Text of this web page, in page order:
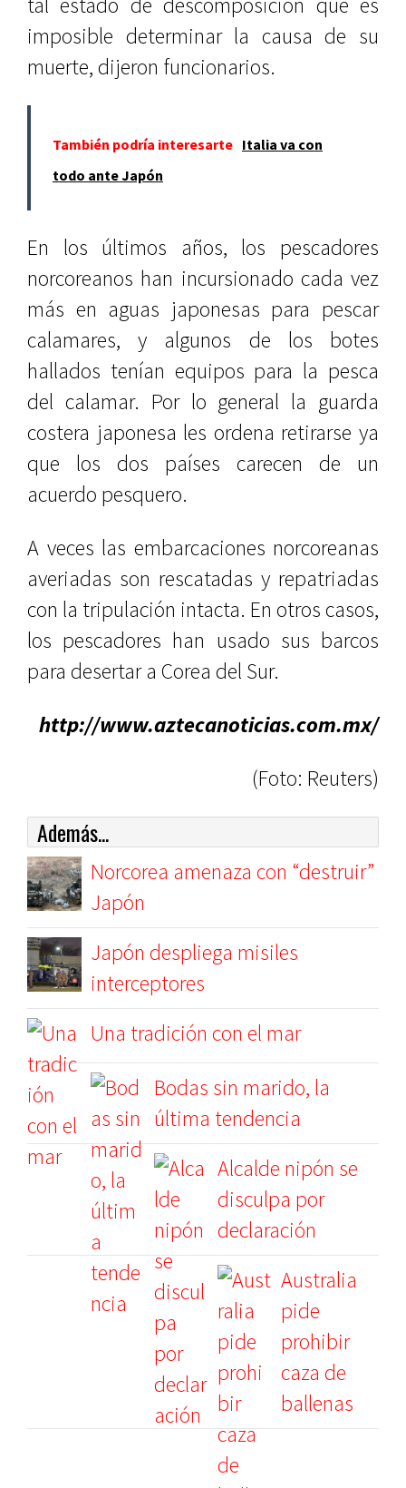
imposible determinar la causa de su
muerte, dijeron funcionarios.
También podría interesarte Italia va con
todo ante Japón
En los últimos años, los pescadores
norcoreanos han incursionado cada vez
más en aguas japonesas para pescar
calamares, y algunos de los botes
hallados tenían equipos para la pesca
del calamar. Por lo general la guarda
costera japonesa les ordena retirarse ya
que los dos países carecen de un
acuerdo pesquero.
A veces las embarcaciones norcoreanas
averiadas son rescatadas y repatriadas
con la tripulación intacta. En otros casos,
los pescadores han usado sus barcos
para desertar a Corea del Sur.
http://www.aztecanoticias.com.mx/
(Foto: Reuters)
Además...
Norcorea amenaza con “destruir”
Japón
Japón despliega misiles
interceptores
Una tradición con el mar
Bodas sin marido, la
última tendencia
Alcalde nipón se
disculpa por
declaración
Australia
pide
prohibir
caza de
ballenas